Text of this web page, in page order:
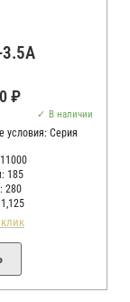
₽
В наличии
условия: Серия
185
280
1,125